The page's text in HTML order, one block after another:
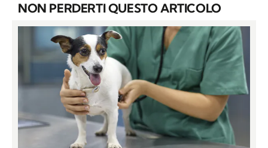
NON PERDERTI QUESTO ARTICOLO